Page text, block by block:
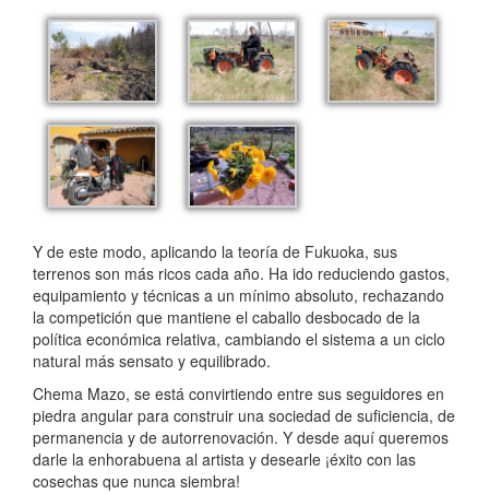
Y de este modo, aplicando la teoría de Fukuoka, sus
terrenos son más ricos cada año. Ha ido reduciendo gastos,
equipamiento y técnicas a un mínimo absoluto, rechazando
la competición que mantiene el caballo desbocado de la
política económica relativa, cambiando el sistema a un ciclo
natural más sensato y equilibrado.
Chema Mazo, se está convirtiendo entre sus seguidores en
piedra angular para construir una sociedad de suficiencia, de
permanencia y de autorrenovación. Y desde aquí queremos
darle la enhorabuena al artista y desearle ¡éxito con las
cosechas que nunca siembra!